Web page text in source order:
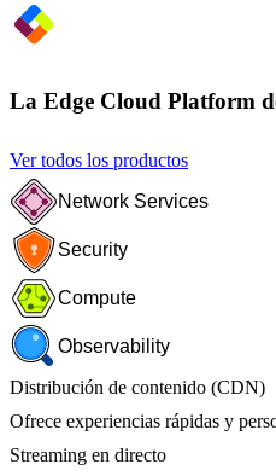
La Edge Cloud Platform
Ver todos los productos
Network Services
Security
Compute
Observability
Distribución de contenido (CDN)
Ofrece experiencias rápidas y
Streaming en directo